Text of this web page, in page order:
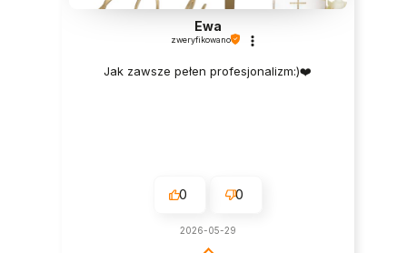
Ewa
zweryfikowano
Jak zawsze pełen profesjonalizm:)❤️
0 0
2026-05-29